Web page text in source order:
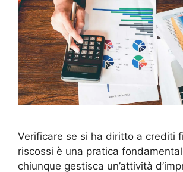
Verificare se si ha diritto a crediti
riscossi è una pratica
chiunque gestisca un’attività